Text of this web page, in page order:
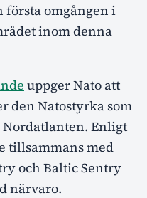
första omgången i
inom denna
uppger Nato att
den Natostyrka som
Enligt
tillsammans med
och Baltic Sentry
närvaro.